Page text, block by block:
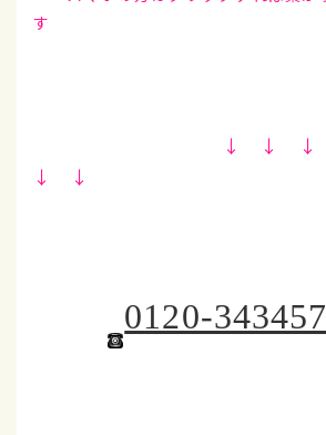
す
↓ ↓ ↓
↓ ↓
0120-343457